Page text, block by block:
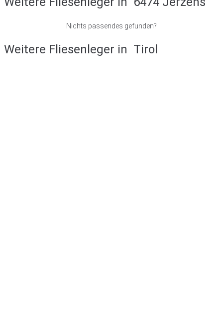
Nichts passendes gefunden?
Weitere Fliesenleger in Tirol